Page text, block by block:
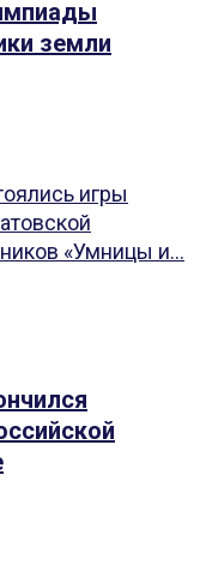
земли
игры
«Умницы и...